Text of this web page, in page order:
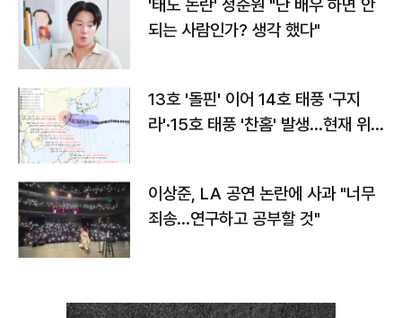
'태도 논란' 정준원 "난 배우 하면 안
되는 사람인가? 생각 했다"
13호 '돌핀' 이어 14호 태풍 '구지
라'·15호 태풍 '찬홈' 발생…현재 위
이상준, LA 공연 논란에 사과 "너무
죄송…연구하고 공부할 것"